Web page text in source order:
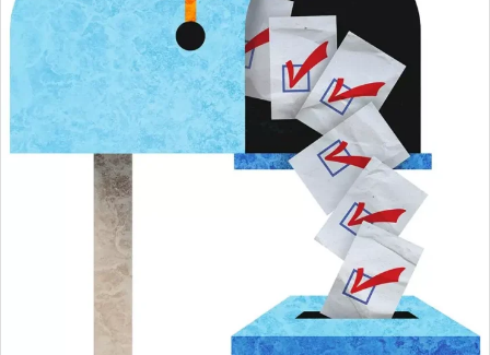
国際
安全保障
ビジネス・経済
カルチャー
ポリシー
税制・予算